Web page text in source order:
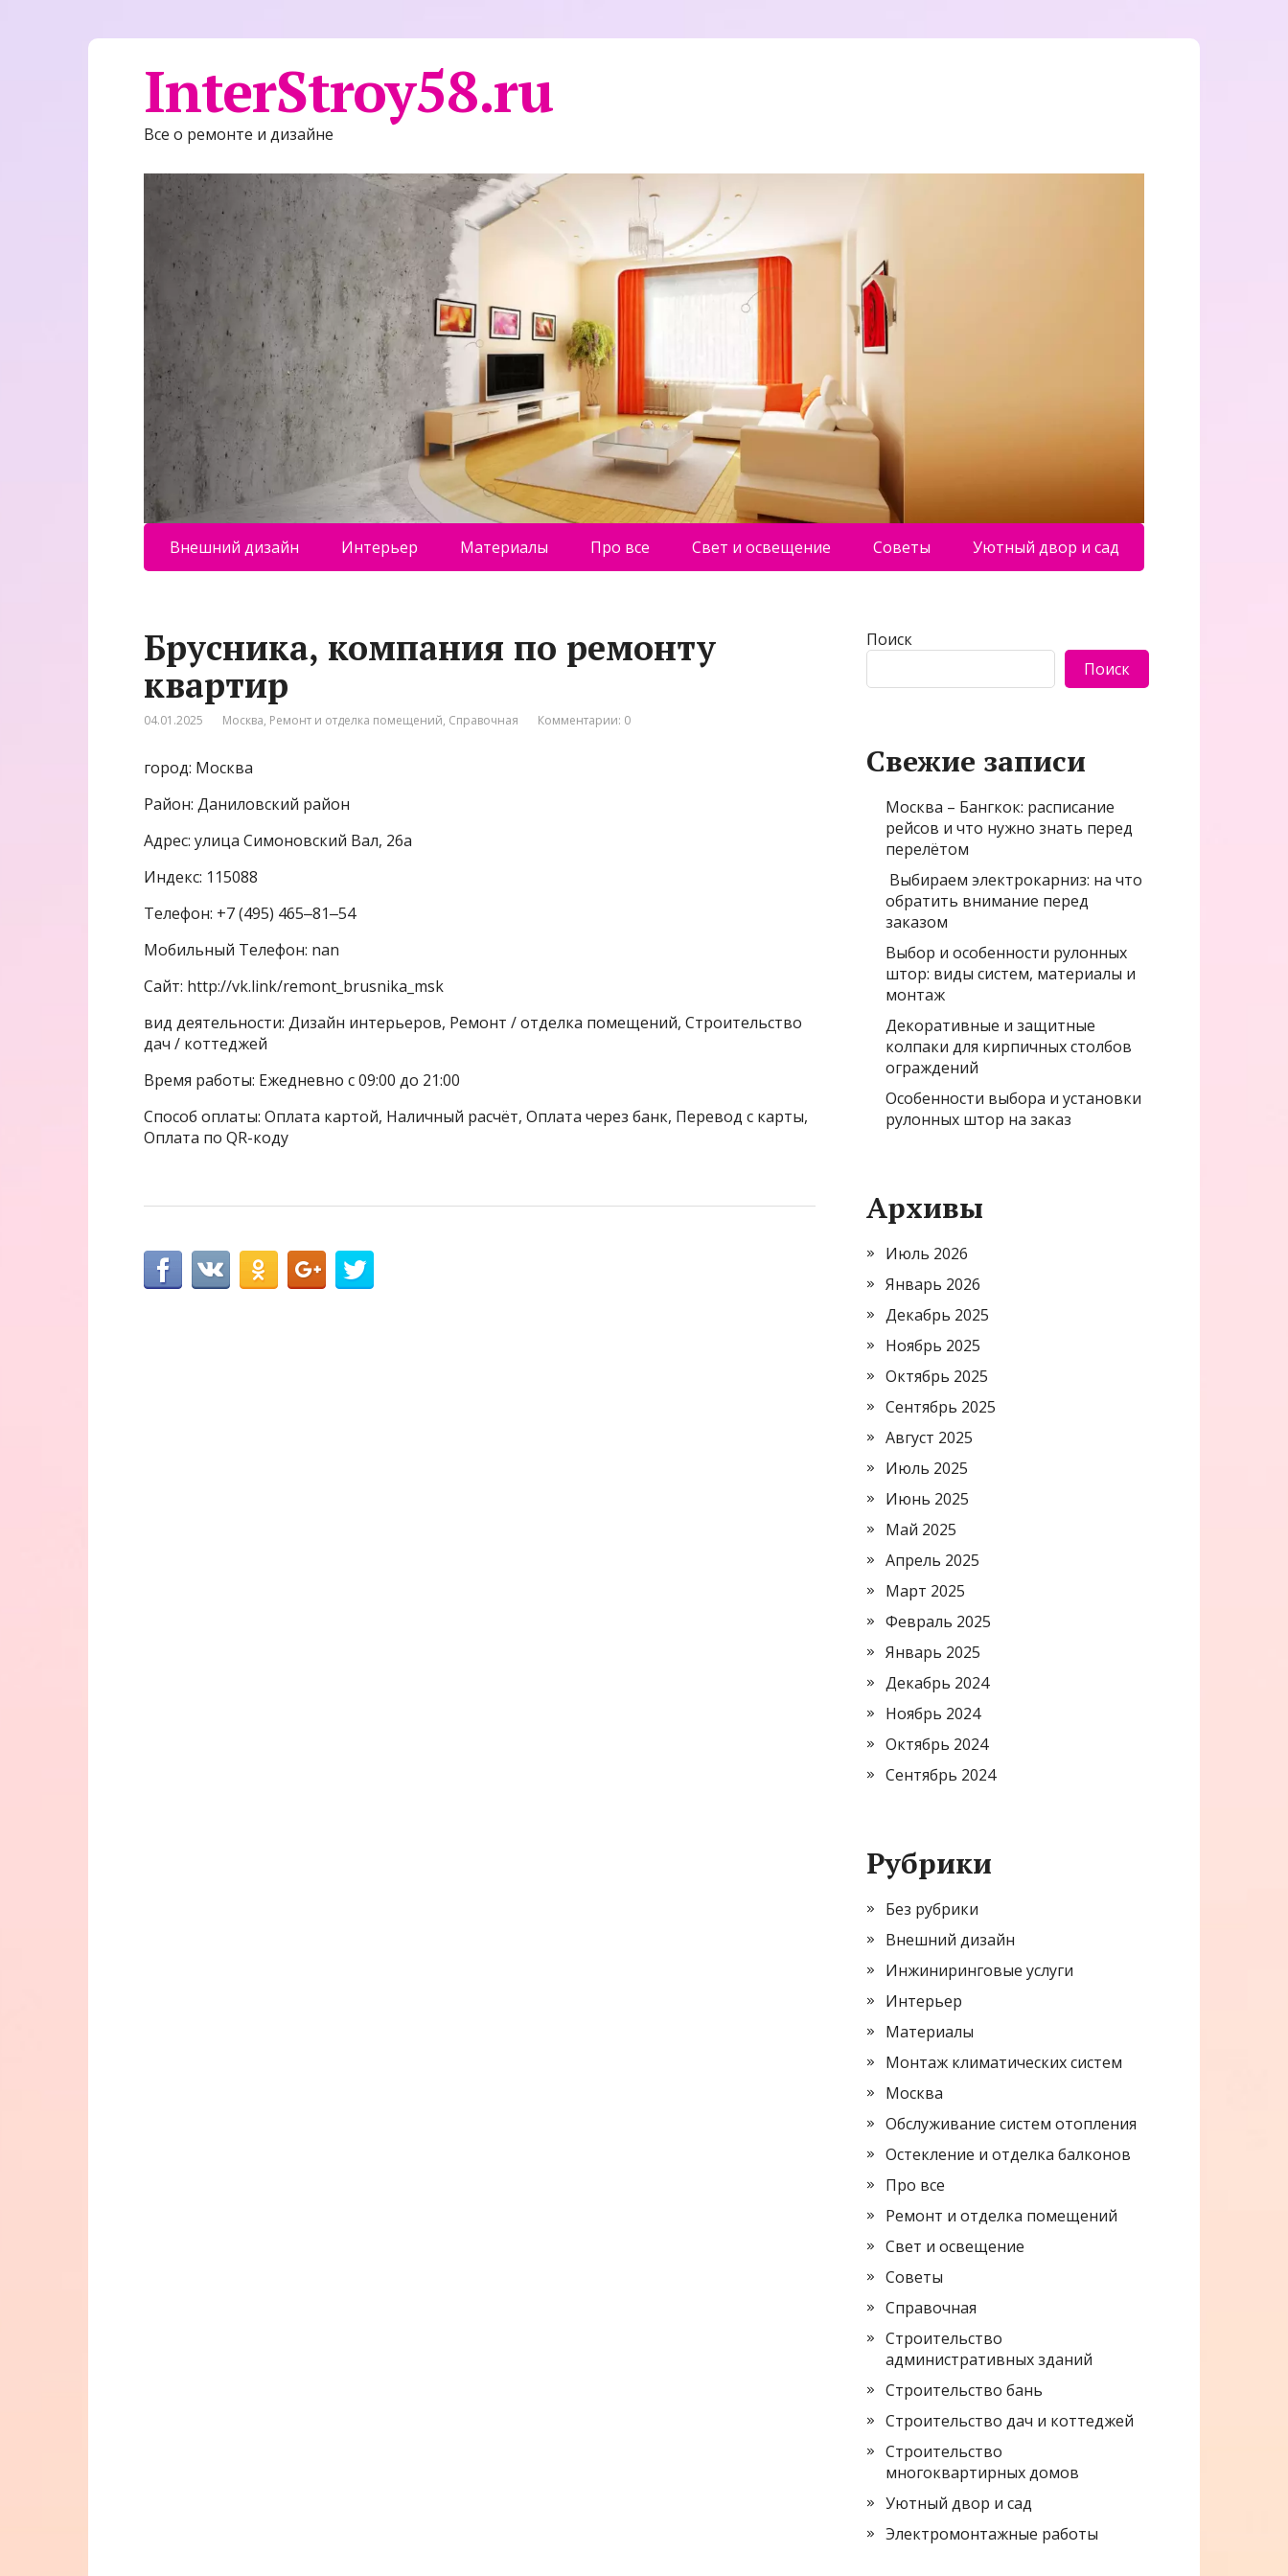
InterStroy58.ru
Все о ремонте и дизайне
Внешний дизайн Интерьер Материалы Про все Свет и освещение Советы Уютный двор и сад
Брусника, компания по ремонту
квартир
04.01.2025 Москва, Ремонт и отделка помещений, Справочная Комментарии: 0
город: Москва
Район: Даниловский район
Адрес: улица Симоновский Вал, 26а
Индекс: 115088
Телефон: +7 (495) 465‒81‒54
Мобильный Телефон: nan
Сайт: http://vk.link/remont_brusnika_msk
вид деятельности: Дизайн интерьеров, Ремонт / отделка помещений, Строительство
дач / коттеджей
Время работы: Ежедневно с 09:00 до 21:00
Способ оплаты: Оплата картой, Наличный расчёт, Оплата через банк, Перевод с карты,
Оплата по QR-коду
Поиск
Поиск
Свежие записи
Москва – Бангкок: расписание
рейсов и что нужно знать перед
перелётом
Выбираем электрокарниз: на что
обратить внимание перед
заказом
Выбор и особенности рулонных
штор: виды систем, материалы и
монтаж
Декоративные и защитные
колпаки для кирпичных столбов
ограждений
Особенности выбора и установки
рулонных штор на заказ
Архивы
Июль 2026
Январь 2026
Декабрь 2025
Ноябрь 2025
Октябрь 2025
Сентябрь 2025
Август 2025
Июль 2025
Июнь 2025
Май 2025
Апрель 2025
Март 2025
Февраль 2025
Январь 2025
Декабрь 2024
Ноябрь 2024
Октябрь 2024
Сентябрь 2024
Рубрики
Без рубрики
Внешний дизайн
Инжиниринговые услуги
Интерьер
Материалы
Монтаж климатических систем
Москва
Обслуживание систем отопления
Остекление и отделка балконов
Про все
Ремонт и отделка помещений
Свет и освещение
Советы
Справочная
Строительство
административных зданий
Строительство бань
Строительство дач и коттеджей
Строительство
многоквартирных домов
Уютный двор и сад
Электромонтажные работы